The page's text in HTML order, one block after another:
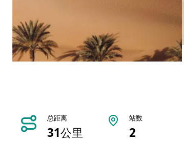
总距离
31公里
站数
2